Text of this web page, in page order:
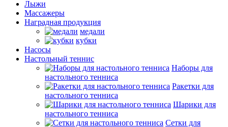
Лыжи
Массажеры
Наградная продукция
медали
кубки
Насосы
Настольный теннис
Наборы для
настольного тенниса
Ракетки для
настольного тенниса
Шарики для
настольного тенниса
Сетки для